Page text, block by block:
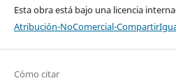
Esta obra está bajo una licencia
Atribución-NoComercial-
Cómo citar